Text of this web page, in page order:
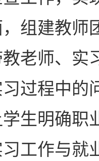
组建教师
老师、实
过程中的
生明确职
工作与就